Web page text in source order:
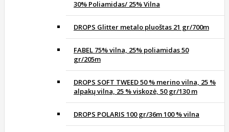
30% Poliamidas/ 25% Vilna
DROPS Glitter metalo pluoštas 21 gr/700m
FABEL 75% vilna, 25% poliamidas 50
gr/205m
DROPS SOFT TWEED 50 % merino vilna, 25 %
alpakų vilna, 25 % viskozė, 50 gr/130 m
DROPS POLARIS 100 gr/36m 100 % vilna